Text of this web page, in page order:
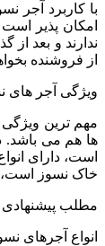
با کاربرد آجر
امکان پذیر
ندارند و بعد
از فروشنده
ویژگی آجر های
مهم ترین
ها هم می باشد.
خاک نسوز است،
مطلب پیشنهادی
انواع آجرهای